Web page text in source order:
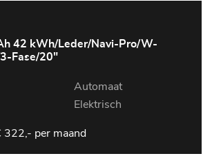
42 kWh/Leder/Navi-Pro/W-
Fase/20"
Automaat
Elektrisch
322,- per maand